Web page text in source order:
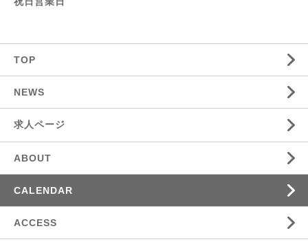
TOP
NEWS
求人ページ
ABOUT
CALENDAR
ACCESS